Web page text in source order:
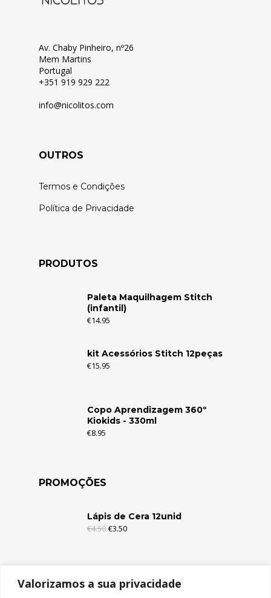
Valorizamos a sua privacidade
Av. Chaby Pinheiro, nº26
Mem Martins
Portugal
+351 919 929 222
info@nicolitos.com
OUTROS
Termos e Condições
Política de Privacidade
PRODUTOS
Paleta Maquilhagem Stitch
(infantil)
€14.95
kit Acessórios Stitch 12peças
€15.95
Copo Aprendizagem 360º
Kiokids - 330ml
€8.95
PROMOÇÕES
Lápis de Cera 12unid
€4.50 €3.50
€2.95 €1.95